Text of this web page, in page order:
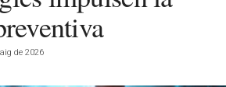
de 2026